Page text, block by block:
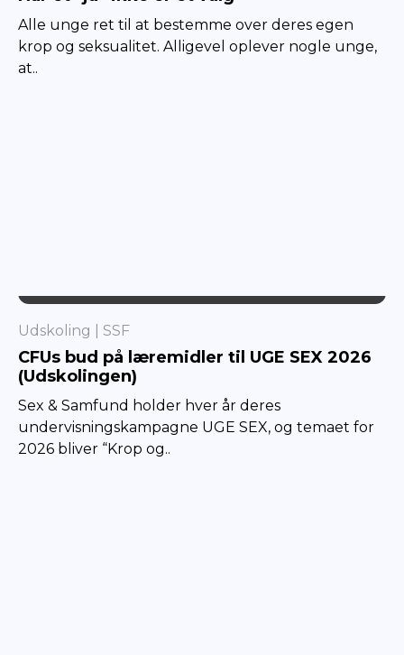
Alle unge ret til at bestemme over deres egen
krop og seksualitet. Alligevel oplever nogle unge,
at..
Udskoling SSF
CFUs bud på læremidler til UGE SEX 2026
(Udskolingen)
SSF
Sex & Samfund holder hver år deres
undervisningskampagne UGE SEX, og temaet for
2026 bliver “Krop og..